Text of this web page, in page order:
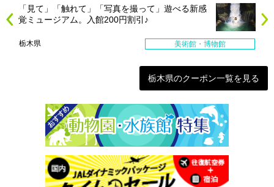
「見て」「触れて」「写真を撮って」遊べる新感
覚ミュージアム。入館200円割引♪
栃木県 美術館・博物館
栃木県のクーポン一覧を見る